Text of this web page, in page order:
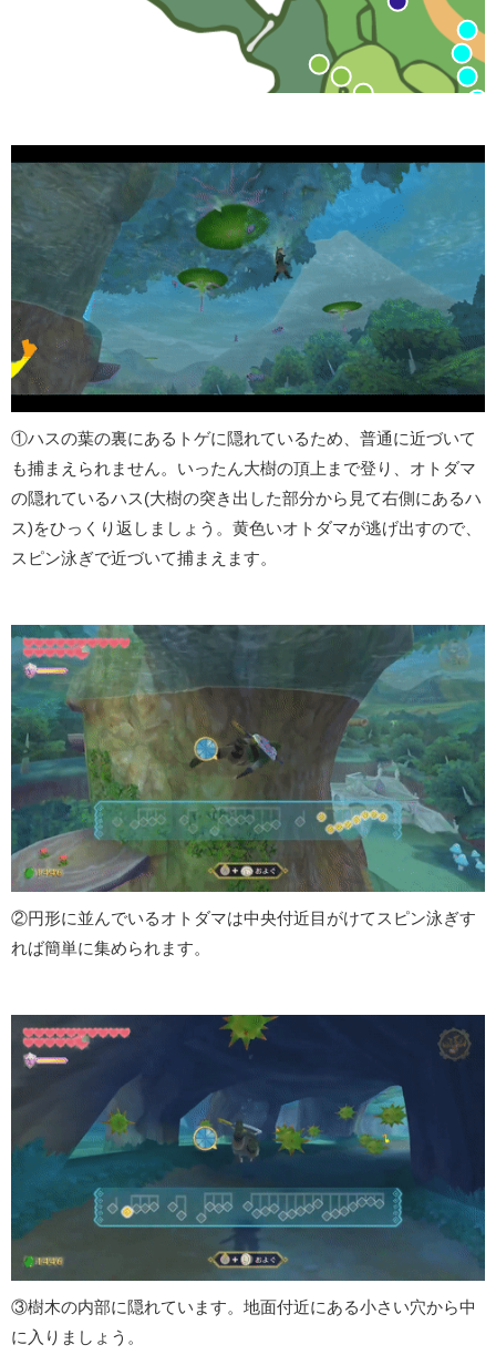
①ハスの葉の裏にあるトゲに隠れているため、普通に近づいて
も捕まえられません。いったん大樹の頂上まで登り、オトダマ
の隠れているハス(大樹の突き出した部分から見て右側にあるハ
ス)をひっくり返しましょう。黄色いオトダマが逃げ出すので、
スピン泳ぎで近づいて捕まえます。
②円形に並んでいるオトダマは中央付近目がけてスピン泳ぎす
れば簡単に集められます。
③樹木の内部に隠れています。地面付近にある小さい穴から中
に入りましょう。